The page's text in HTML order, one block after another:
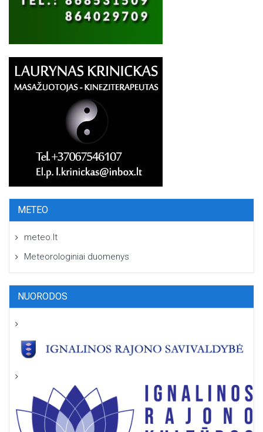
METEO
meteo.lt
Meteorologiniai duomenys
NUORODOS